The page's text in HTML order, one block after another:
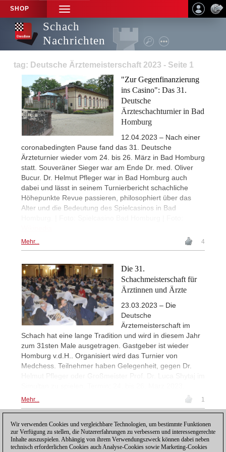
SHOP
TOGGLE
NAVIGATION
Schach
Nachrichten
tag: Deutsche Ärztemeisterschaft 2023 - Seite 1
"Zur Gegenfinanzierung
ins Casino": Das 31.
Deutsche
Ärzteschachturnier in Bad
Homburg
12.04.2023 – Nach einer
coronabedingten Pause fand das 31. Deutsche
Ärzteturnier wieder vom 24. bis 26. März in Bad Homburg
statt. Souveräner Sieger war am Ende Dr. med. Oliver
Bucur. Dr. Helmut Pfleger war in Bad Homburg auch
dabei und lässt in seinem Turnierbericht schachliche
Höhepunkte Revue passieren, philosophiert über das
Alter und die Bedeutung des Spielcasinos in Bad
Mehr... 4
Die 31.
Schachmeisterschaft für
Ärztinnen und Ärzte
23.03.2023 – Die
Deutsche
Ärztemeisterschaft im
Schach hat eine lange Tradition und wird in diesem Jahr
zum 31sten Male ausgetragen. Gastgeber ist wieder
Homburg v.d.H.. Organisiert wird das Turnier von
Medchess. Teilnehmer haben Gelegenheit, gegen Dr.
Helmut Pfleger oder Großmeister Prof. Dr. Luca Shytaj im
Mehr... 1
1
Wir verwenden Cookies und vergleichbare Technologien, um bestimmte Funktionen
zur Verfügung zu stellen, die Nutzererfahrungen zu verbessern und interessengerechte
Inhalte auszuspielen. Abhängig von ihrem Verwendungszweck können dabei neben
technisch erforderlichen Cookies auch Analyse-Cookies sowie Marketing-Cookies